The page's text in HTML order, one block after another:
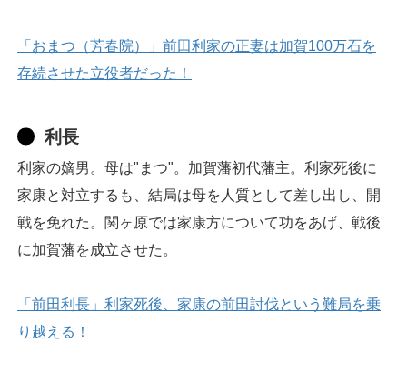
「おまつ（芳春院）」前田利家の正妻は加賀100万石を
存続させた立役者だった！
利長
利家の嫡男。母は"まつ"。加賀藩初代藩主。利家死後に
家康と対立するも、結局は母を人質として差し出し、開
戦を免れた。関ヶ原では家康方について功をあげ、戦後
に加賀藩を成立させた。
「前田利長」利家死後、家康の前田討伐という難局を乗
り越える！